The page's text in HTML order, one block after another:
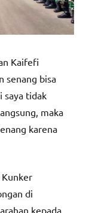
Kaifefi
senang bisa
saya tidak
maka
karena
di
kepada